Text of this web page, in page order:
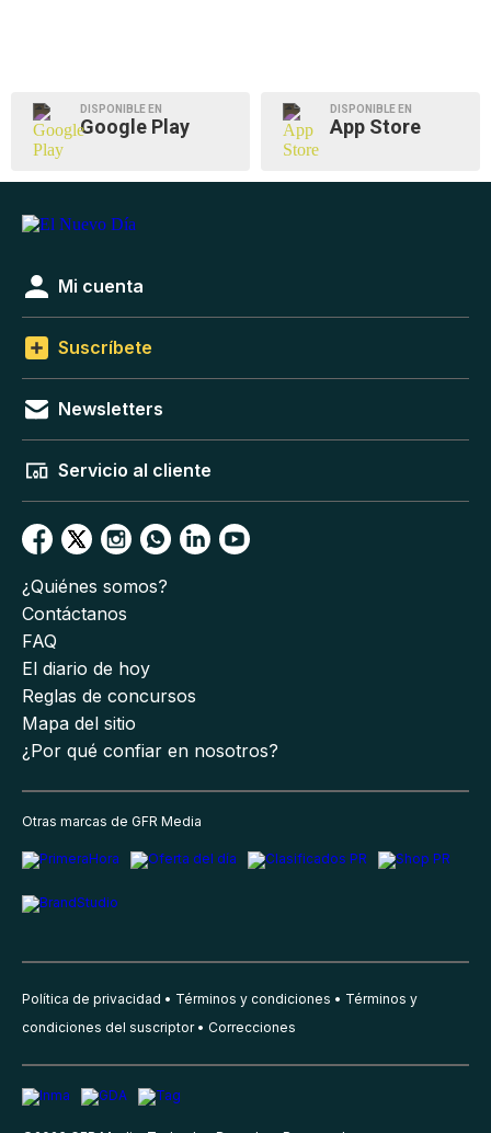
DISPONIBLE EN
Google Play
DISPONIBLE EN
App Store
Mi cuenta
Suscríbete
Newsletters
Servicio al cliente
¿Quiénes somos?
Contáctanos
FAQ
El diario de hoy
Reglas de concursos
Mapa del sitio
¿Por qué confiar en nosotros?
Otras marcas de GFR Media
Política de privacidad Términos y condiciones
Términos y
condiciones del suscriptor
Correcciones